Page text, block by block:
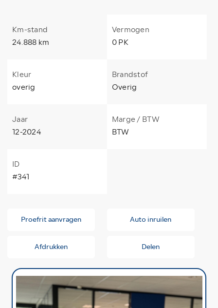
Km-stand
24.888 km
Vermogen
0 PK
Kleur
overig
Brandstof
Overig
Jaar
12-2024
Marge / BTW
BTW
ID
#341
Proefrit aanvragen Auto inruilen
Afdrukken Delen